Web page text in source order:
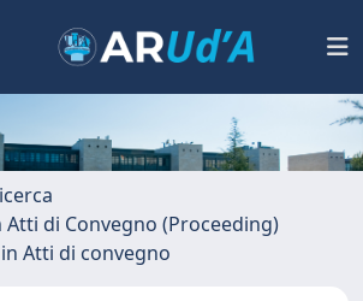
di Convegno (Proceeding)
Atti di convegno